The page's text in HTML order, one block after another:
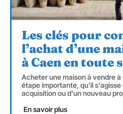
Les clés pour
l’achat d’une
à Caen en toute
Acheter une maison à vendre
étape importante, qu'il
acquisition ou d'un nouveau
En savoir plus